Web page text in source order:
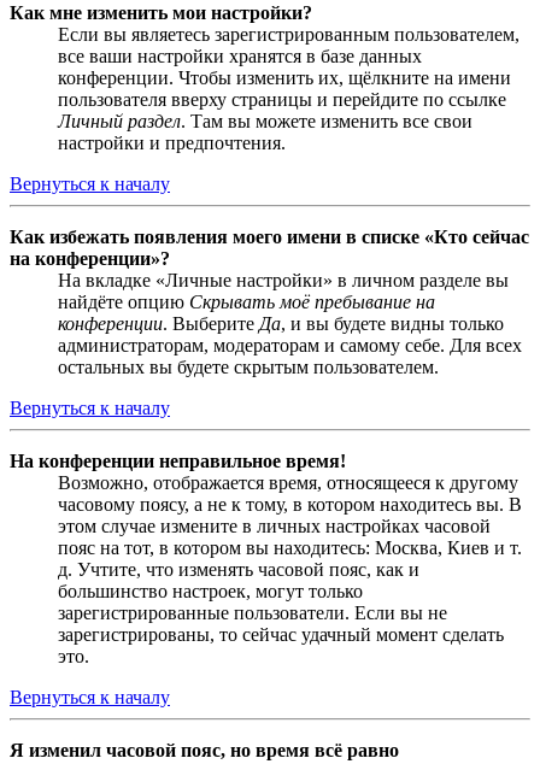
Как мне изменить мои настройки?
Если вы являетесь зарегистрированным пользователем,
все ваши настройки хранятся в базе данных
конференции. Чтобы изменить их, щёлкните на имени
пользователя вверху страницы и перейдите по ссылке
Личный раздел. Там вы можете изменить все свои
настройки и предпочтения.
Вернуться к началу
Как избежать появления моего имени в списке «Кто сейчас
на конференции»?
На вкладке «Личные настройки» в личном разделе вы
найдёте опцию Скрывать моё пребывание на
конференции. Выберите Да, и вы будете видны только
администраторам, модераторам и самому себе. Для всех
остальных вы будете скрытым пользователем.
Вернуться к началу
На конференции неправильное время!
Возможно, отображается время, относящееся к другому
часовому поясу, а не к тому, в котором находитесь вы. В
этом случае измените в личных настройках часовой
пояс на тот, в котором вы находитесь: Москва, Киев и т.
д. Учтите, что изменять часовой пояс, как и
большинство настроек, могут только
зарегистрированные пользователи. Если вы не
зарегистрированы, то сейчас удачный момент сделать
это.
Вернуться к началу
Я изменил часовой пояс, но время всё равно